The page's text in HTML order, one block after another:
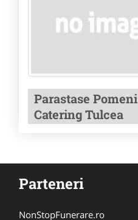
Parastase Pomeni
Catering Tulcea
Parteneri
NonStopFunerare.ro